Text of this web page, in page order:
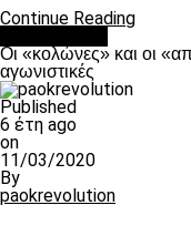
Continue Reading
Οι «κολώνες» και οι
αγωνιστικές
Published
6 έτη ago
on
11/03/2020
By
paokrevolution